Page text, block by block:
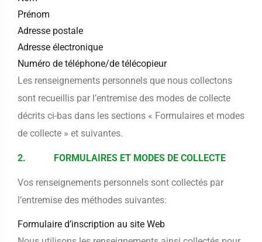
Prénom
Adresse postale
Adresse électronique
Numéro de téléphone/de télécopieur
Les renseignements personnels que nous collectons
sont recueillis par l’entremise des modes de collecte
décrits ci-bas dans les sections « Formulaires et modes
de collecte » et suivantes.
2. FORMULAIRES ET MODES DE COLLECTE
Vos renseignements personnels sont collectés par
l’entremise des méthodes suivantes:
Formulaire d’inscription au site Web